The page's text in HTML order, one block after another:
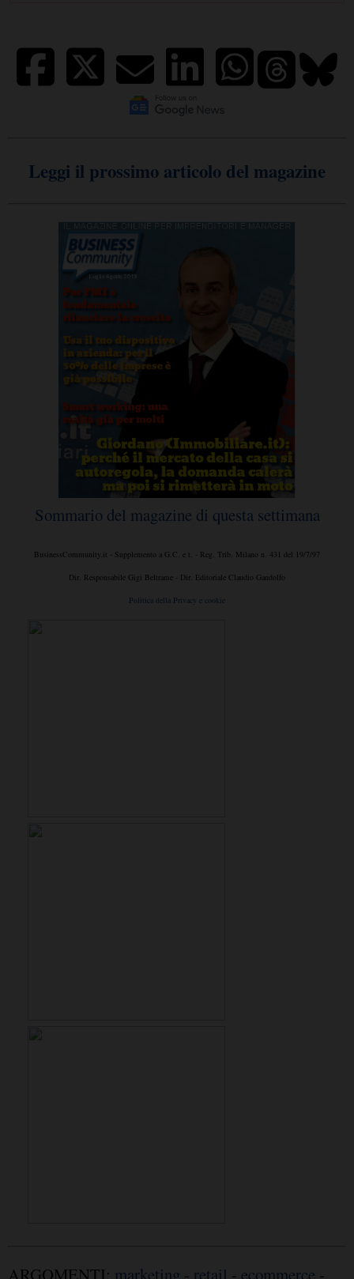
Leggi il prossimo articolo del magazine
Sommario del magazine di questa settimana
BusinessCommunity.it - Supplemento a G.C. e t. - Reg. Trib. Milano n. 431 del 19/7/97
Dir. Responsabile Gigi Beltrame - Dir. Editoriale Claudio Gandolfo
Politica della Privacy e cookie
ARGOMENTI: marketing - retail - ecommerce -